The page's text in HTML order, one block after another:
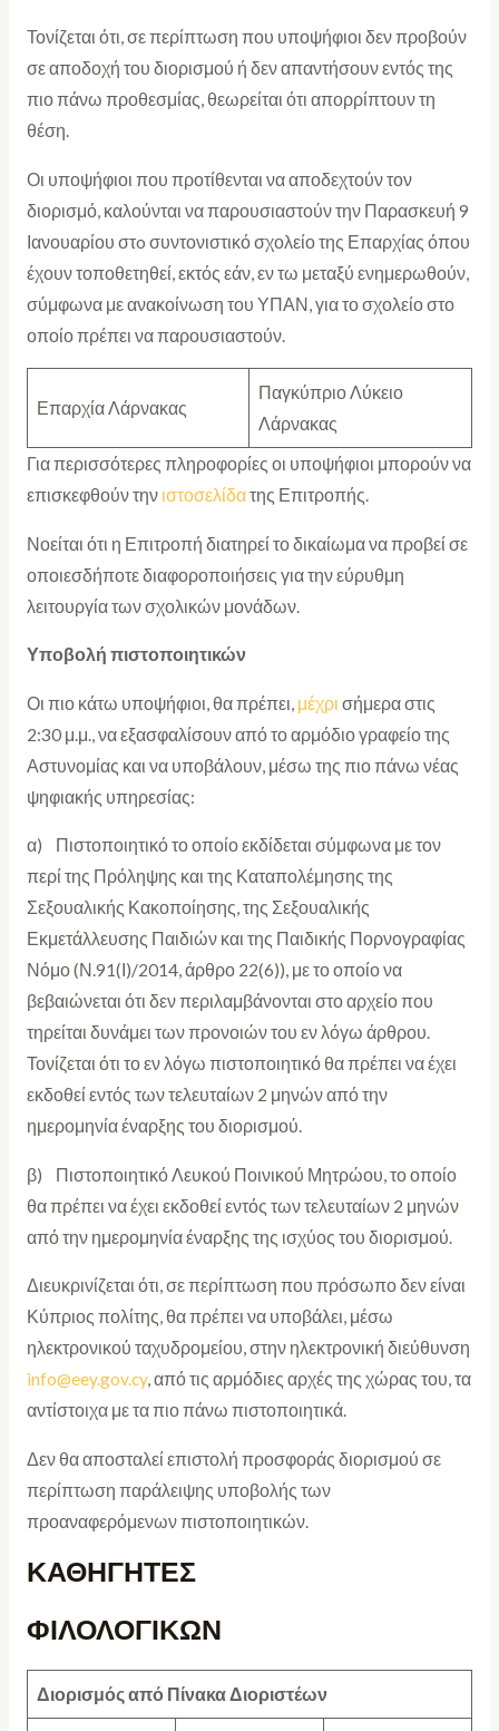
Τονίζεται ότι, σε περίπτωση που υποψήφιοι δεν προβούν
σε αποδοχή του διορισμού ή δεν απαντήσουν εντός της
πιο πάνω προθεσμίας, θεωρείται ότι απορρίπτουν τη
θέση.
Οι υποψήφιοι που προτίθενται να αποδεχτούν τον
διορισμό, καλούνται να παρουσιαστούν την Παρασκευή 9
Ιανουαρίου στo συντονιστικό σχολείο της Επαρχίας όπου
έχουν τοποθετηθεί, εκτός εάν, εν τω μεταξύ ενημερωθούν,
σύμφωνα με ανακοίνωση του ΥΠΑΝ, για το σχολείο στο
οποίο πρέπει να παρουσιαστούν.
Επαρχία Λάρνακας
Παγκύπριο Λύκειο
Λάρνακας
Για περισσότερες πληροφορίες οι υποψήφιοι μπορούν να
επισκεφθούν την ιστοσελίδατης Επιτροπής.
Νοείται ότι η Επιτροπή διατηρεί το δικαίωμα να προβεί σε
οποιεσδήποτε διαφοροποιήσεις για την εύρυθμη
λειτουργία των σχολικών μονάδων.
Υποβολή πιστοποιητικών
Οι πιο κάτω υποψήφιοι, θα πρέπει, μέχρι σήμερα στις
2:30 μ.μ., να εξασφαλίσουν από το αρμόδιο γραφείο της
Αστυνομίας και να υποβάλουν, μέσω της πιο πάνω νέας
ψηφιακής υπηρεσίας:
α) Πιστοποιητικό το οποίο εκδίδεται σύμφωνα με τον
περί της Πρόληψης και της Καταπολέμησης της
Σεξουαλικής Κακοποίησης, της Σεξουαλικής
Εκμετάλλευσης Παιδιών και της Παιδικής Πορνογραφίας
Νόμο (Ν.91(Ι)/2014, άρθρο 22(6)), με το οποίο να
βεβαιώνεται ότι δεν περιλαμβάνονται στο αρχείο που
τηρείται δυνάμει των προνοιών του εν λόγω άρθρου.
Τονίζεται ότι το εν λόγω πιστοποιητικό θα πρέπει να έχει
εκδοθεί εντός των τελευταίων 2 μηνών από την
ημερομηνία έναρξης του διορισμού.
β) Πιστοποιητικό Λευκού Ποινικού Μητρώου, το οποίο
θα πρέπει να έχει εκδοθεί εντός των τελευταίων 2 μηνών
από την ημερομηνία έναρξης της ισχύος του διορισμού.
Διευκρινίζεται ότι, σε περίπτωση που πρόσωπο δεν είναι
Κύπριος πολίτης, θα πρέπει να υποβάλει, μέσω
ηλεκτρονικού ταχυδρομείου, στην ηλεκτρονική διεύθυνση
info@eey.gov.cy, από τις αρμόδιες αρχές της χώρας του, τα
αντίστοιχα με τα πιο πάνω πιστοποιητικά.
Δεν θα αποσταλεί επιστολή προσφοράς διορισμού σε
περίπτωση παράλειψης υποβολής των
προαναφερόμενων πιστοποιητικών.
ΚΑΘΗΓΗΤΕΣ
ΦΙΛΟΛΟΓΙΚΩΝ
Διορισμός από Πίνακα Διοριστέων